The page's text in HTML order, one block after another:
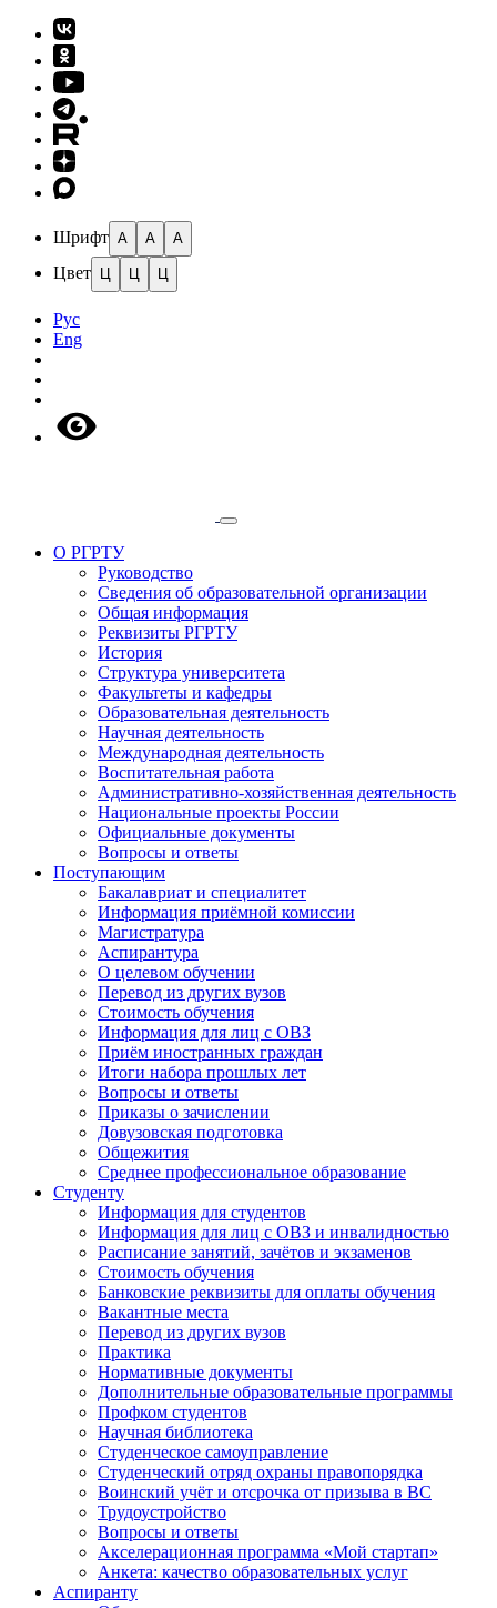
Шрифт A A A
Цвет Ц Ц Ц
Рус
Eng
О РГРТУ
Руководство
Сведения об образовательной организации
Общая информация
Реквизиты РГРТУ
История
Структура университета
Факультеты и кафедры
Образовательная деятельность
Научная деятельность
Международная деятельность
Воспитательная работа
Административно-хозяйственная деятельность
Национальные проекты России
Официальные документы
Вопросы и ответы
Поступающим
Бакалавриат и специалитет
Информация приёмной комиссии
Магистратура
Аспирантура
О целевом обучении
Перевод из других вузов
Стоимость обучения
Информация для лиц с ОВЗ
Приём иностранных граждан
Итоги набора прошлых лет
Вопросы и ответы
Приказы о зачислении
Довузовская подготовка
Общежития
Среднее профессиональное образование
Студенту
Информация для студентов
Информация для лиц с ОВЗ и инвалидностью
Расписание занятий, зачётов и экзаменов
Стоимость обучения
Банковские реквизиты для оплаты обучения
Вакантные места
Перевод из других вузов
Практика
Нормативные документы
Дополнительные образовательные программы
Профком студентов
Научная библиотека
Студенческое самоуправление
Студенческий отряд охраны правопорядка
Воинский учёт и отсрочка от призыва в ВС
Трудоустройство
Вопросы и ответы
Акселерационная программа «Мой стартап»
Анкета: качество образовательных услуг
Аспиранту